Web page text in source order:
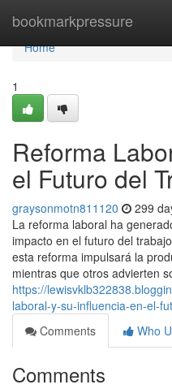
bookmarkpressure
Home
Home
1
Reforma
el Futuro del
graysonmotn811120 299
La reforma laboral ha
impacto en el futuro del
esta reforma impulsará la
mientras que otros advierten
https://
laboral-y-su-influencia-en-el-
Comments
Who
Comments